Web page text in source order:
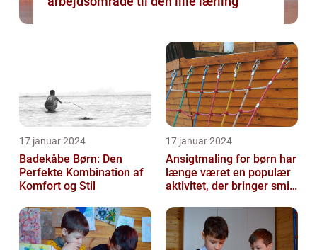
17 januar 2024
Badekåbe Børn: Den
Perfekte Kombination af
Komfort og Stil
17 januar 2024
Ansigtmaling for børn har
længe været en populær
aktivitet, der bringer smil